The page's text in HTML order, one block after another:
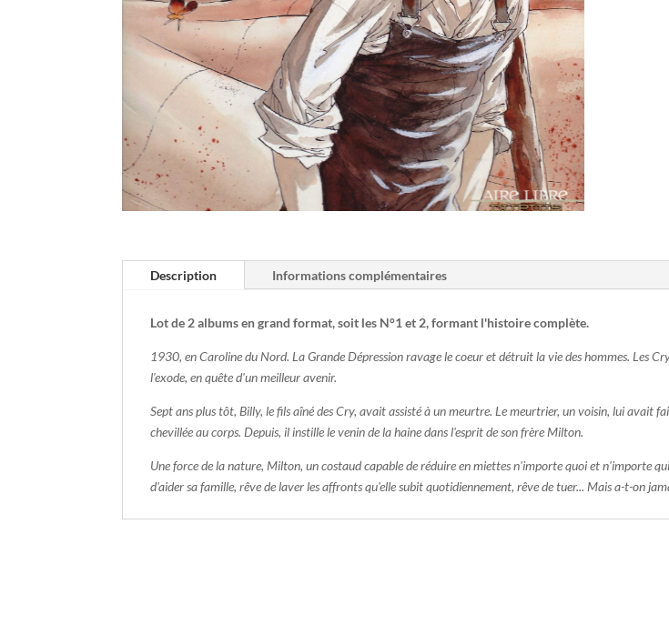
Description Informations complémentaires
Lot de 2 albums en grand format, soit les N°1 et 2, formant l'histoire complète.
1930, en Caroline du Nord. La Grande Dépression ravage le coeur et détruit la vie des hommes. Les
l'exode, en quête d'un meilleur avenir.
Sept ans plus tôt, Billy, le fils aîné des Cry, avait assisté à un meurtre. Le meurtrier, un voisin, lui avait
chevillée au corps. Depuis, il instille le venin de la haine dans l'esprit de son frère Milton.
Une force de la nature, Milton, un costaud capable de réduire en miettes n'importe quoi et n'importe
d'aider sa famille, rêve de laver les affronts qu'elle subit quotidiennement, rêve de tuer... Mais a-t-on